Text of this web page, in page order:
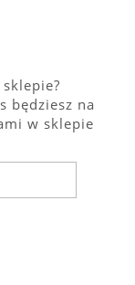
będziesz na
w sklepie